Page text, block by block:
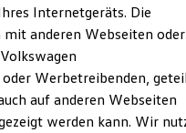
Sicherheitssysteme
Ölverdünnung
Produkte
- Internetgeräts. Die
anderen Webseiten oder
Werbetreibenden,
auf anderen Webseiten
werden kann. Wir